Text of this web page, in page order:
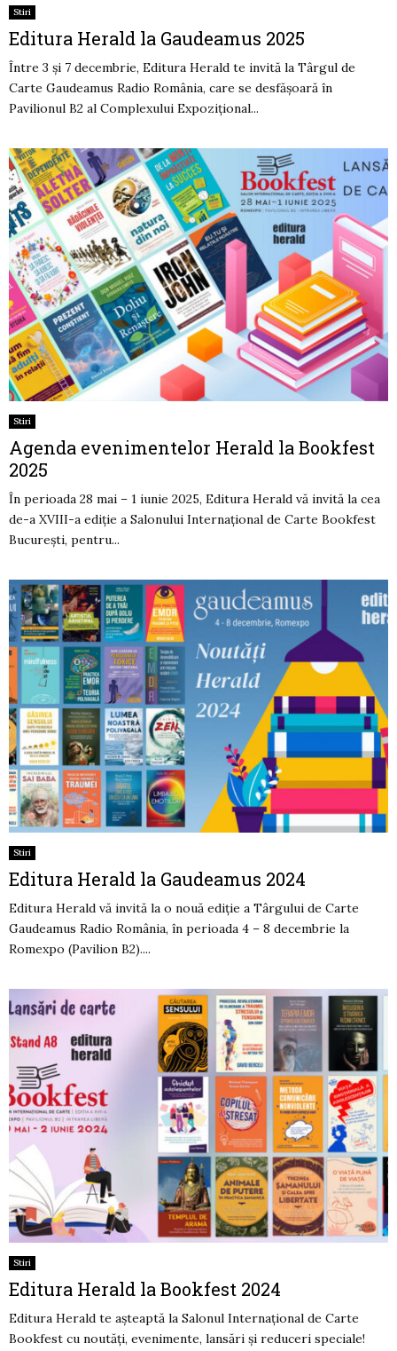
Stiri
Editura Herald la Gaudeamus 2025
Între 3 și 7 decembrie, Editura Herald te invită la Târgul de
Carte Gaudeamus Radio România, care se desfășoară în
Pavilionul B2 al Complexului Expozițional...
Stiri
Agenda evenimentelor Herald la Bookfest
2025
În perioada 28 mai – 1 iunie 2025, Editura Herald vă invită la cea
de-a XVIII-a ediție a Salonului Internațional de Carte Bookfest
București, pentru...
Stiri
Editura Herald la Gaudeamus 2024
Editura Herald vă invită la o nouă ediție a Târgului de Carte
Gaudeamus Radio România, în perioada 4 – 8 decembrie la
Romexpo (Pavilion B2)....
Stiri
Editura Herald la Bookfest 2024
Editura Herald te așteaptă la Salonul Internațional de Carte
Bookfest cu noutăți, evenimente, lansări și reduceri speciale!